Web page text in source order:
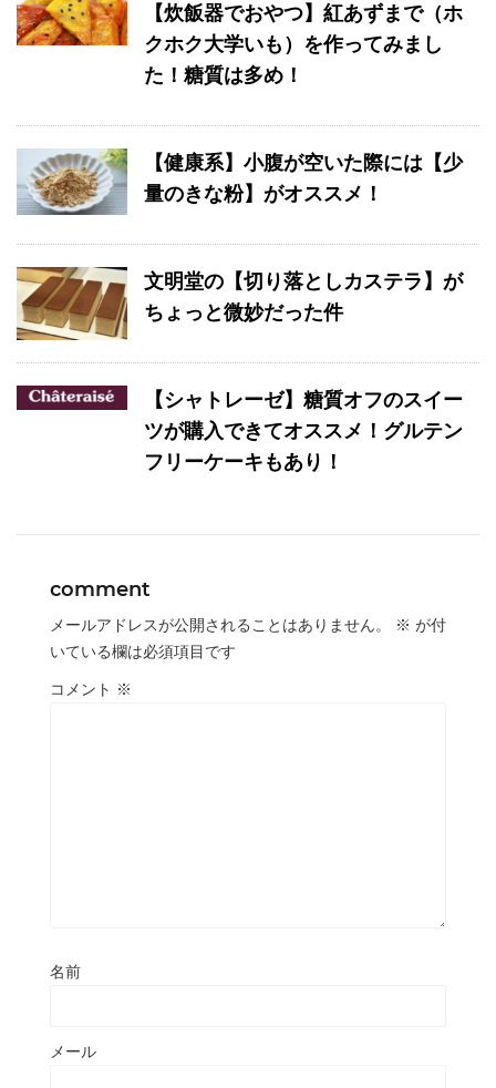
【炊飯器でおやつ】紅あずまで（ホ
クホク大学いも）を作ってみまし
た！糖質は多め！
【健康系】小腹が空いた際には【少
量のきな粉】がオススメ！
文明堂の【切り落としカステラ】が
ちょっと微妙だった件
【シャトレーゼ】糖質オフのスイー
ツが購入できてオススメ！グルテン
フリーケーキもあり！
comment
メールアドレスが公開されることはありません。 ※ が付
いている欄は必須項目です
コメント ※
名前
メール